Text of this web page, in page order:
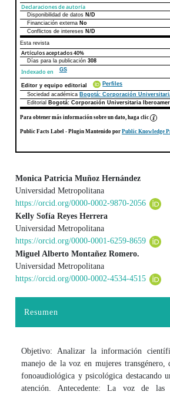
Declaraciones de autoría
Declaraciones de autoríaEste artículo
Disponibilidad de datos N/D
Financiación externa No
Conflictos de intereses N/D
Esta revista
Artículos aceptados40%
Días para la publicación308
Indexado en GS
Editor y equipo editorial
Perfiles
Sociedad académica Bogotá: Corporación
Editorial
Bogotá: Corporación Universitaria
Para obtener más información sobre un dato, haga clic
Public Facts Label - Plugin Mantenido porPublic Knowledge
Contenido principal del artículo
Monica Patricia Muñoz Hernández
Universidad Metropolitana
https://orcid.org/0000-0002-9870-2056
Kelly Sofía Reyes Herrera
Universidad Metropolitana
https://orcid.org/0000-0001-6259-8659
Miguel Alberto Montañez Romero.
Universidad Metropolitana
https://orcid.org/0000-0002-4534-4515
Resumen
Objetivo: Analizar la información
manejo de la voz en mujeres transgénero,
fonoaudiológica y psicológica destacando
atención. Antecedente: La voz de las